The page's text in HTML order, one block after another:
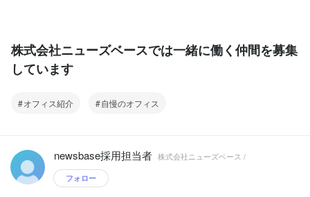
株式会社ニューズベースでは一緒に働く仲間を募集
しています
オフィス紹介 自慢のオフィス
newsbase採用担当者 株式会社ニューズベース /
フォロー